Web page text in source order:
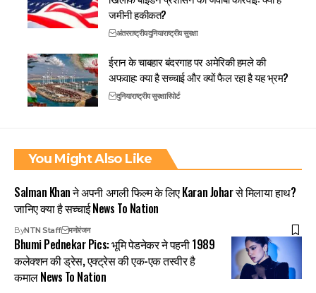
जमीनी हकीकत?
अंतरराष्ट्रीयदुनियाराष्ट्रीय सुरक्षा
ईरान के चाबहार बंदरगाह पर अमेरिकी हमले की
अफवाह: क्या है सच्चाई और क्यों फैल रहा है यह भ्रम?
दुनियाराष्ट्रीय सुरक्षारिपोर्ट
You Might Also Like
Salman Khan ने अपनी अगली फिल्म के लिए Karan Johar से मिलाया हाथ?
जानिए क्या है सच्चाई News To Nation
ByNTN Staff मनोरंजन
Bhumi Pednekar Pics: भूमि पेडनेकर ने पहनी 1989
कलेक्शन की ड्रेस, एक्ट्रेस की एक-एक तस्वीर है
कमाल News To Nation